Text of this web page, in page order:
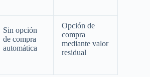
Sin opción
de compra
automática
Opción de
compra
mediante valor
residual